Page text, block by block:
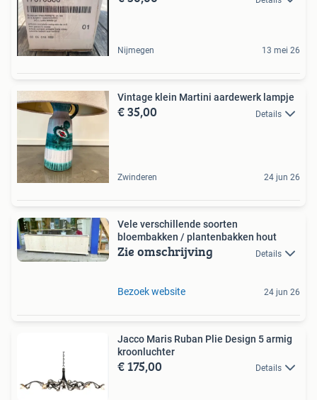
Nijmegen 13 mei 26
Vintage klein Martini aardewerk lampje
€ 35,00 Details
Zwinderen 24 jun 26
Vele verschillende soorten
bloembakken / plantenbakken hout
Zie omschrijving Details
Bezoek website 24 jun 26
Jacco Maris Ruban Plie Design 5 armig
kroonluchter
€ 175,00 Details